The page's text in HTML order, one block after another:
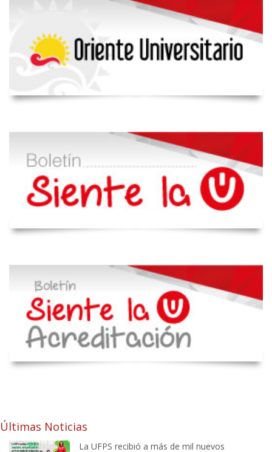
Últimas Noticias
La UFPS recibió a más de mil nuevos